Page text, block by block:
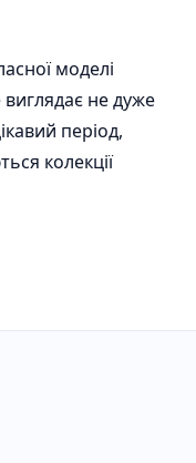
моделі
не дуже
період,
колекції